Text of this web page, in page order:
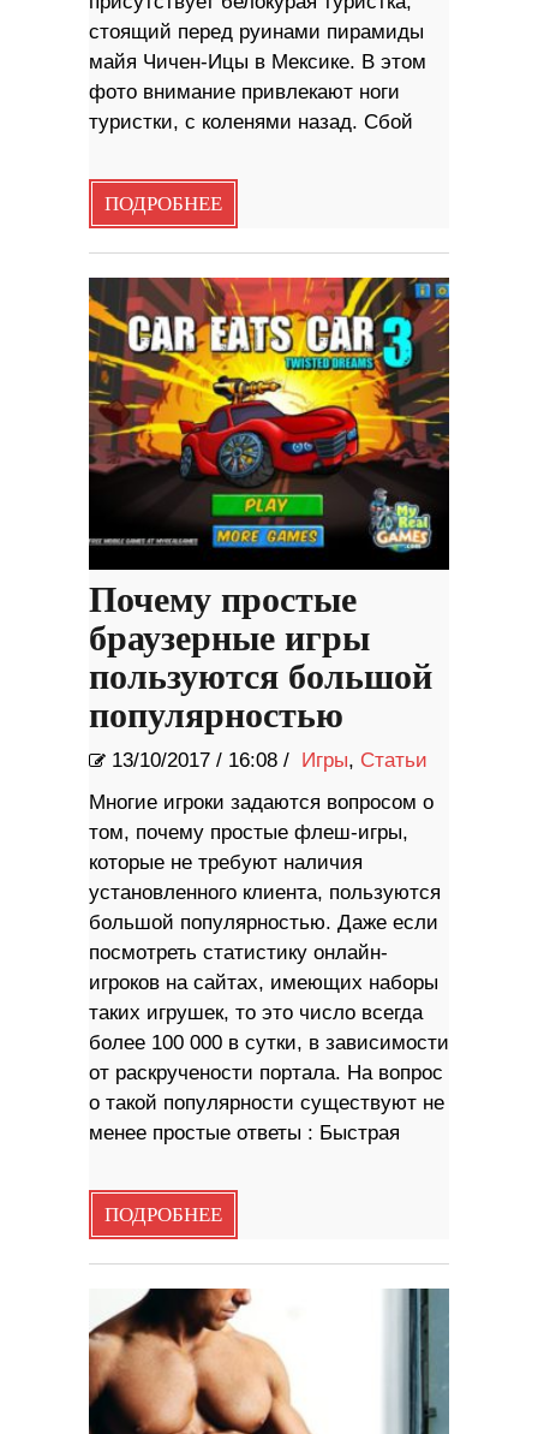
стоящий перед руинами пирамиды
майя Чичен-Ицы в Мексике. В этом
фото внимание привлекают ноги
туристки, с коленями назад. Сбой
ПОДРОБНЕЕ
Почему простые
браузерные игры
пользуются большой
популярностью
13/10/2017 / 16:08 / Игры, Статьи
Многие игроки задаются вопросом о
том, почему простые флеш-игры,
которые не требуют наличия
установленного клиента, пользуются
большой популярностью. Даже если
посмотреть статистику онлайн-
игроков на сайтах, имеющих наборы
таких игрушек, то это число всегда
более 100 000 в сутки, в зависимости
от раскручености портала. На вопрос
о такой популярности существуют не
менее простые ответы : Быстрая
ПОДРОБНЕЕ